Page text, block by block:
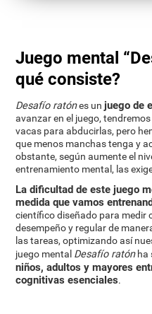
Juego mental
qué consiste?
Desafío ratónes unjuego de
avanzar en el juego,
vacas para abducirlas, pero
que menos manchas tenga y
obstante, según aumente el
entrenamiento mental, las
La dificultad de este juego
medida que vamos
científico diseñado para medir
desempeño y regular de
las tareas, optimizando así
juego mental Desafío ratónha
niños, adultos y mayores
cognitivas esenciales.